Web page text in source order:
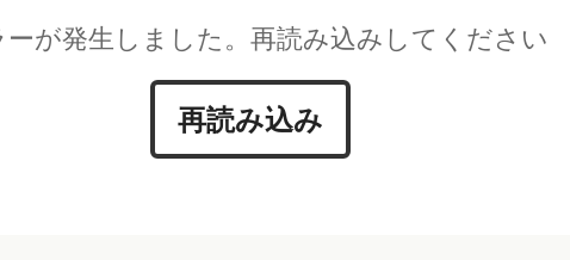
ーが発生しました。再読み込みしてください
再読み込み